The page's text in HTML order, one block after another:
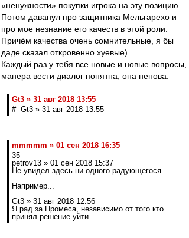
«ненужности» покупки игрока на эту позицию.
Потом даванул про защитника Мельгарехо и
про мое незнание его качеств в этой роли.
Причём качества очень сомнительные, я бы
даде сказал откровенно хуевые)
Каждый раз у тебя все новые и новые вопросы,
манера вести диалог понятна, она ненова.
Gt3 » 31 авг 2018 13:55
# Gt3 » 31 авг 2018 13:55
mmmmm » 01 сен 2018 16:35
35
petrov13 » 01 сен 2018 15:37
Не увидел здесь ни одного радующегося.
Например...
Gt3 » 31 авг 2018 12:56
Я рад за Промеса, независимо от того кто
принял решение уйти